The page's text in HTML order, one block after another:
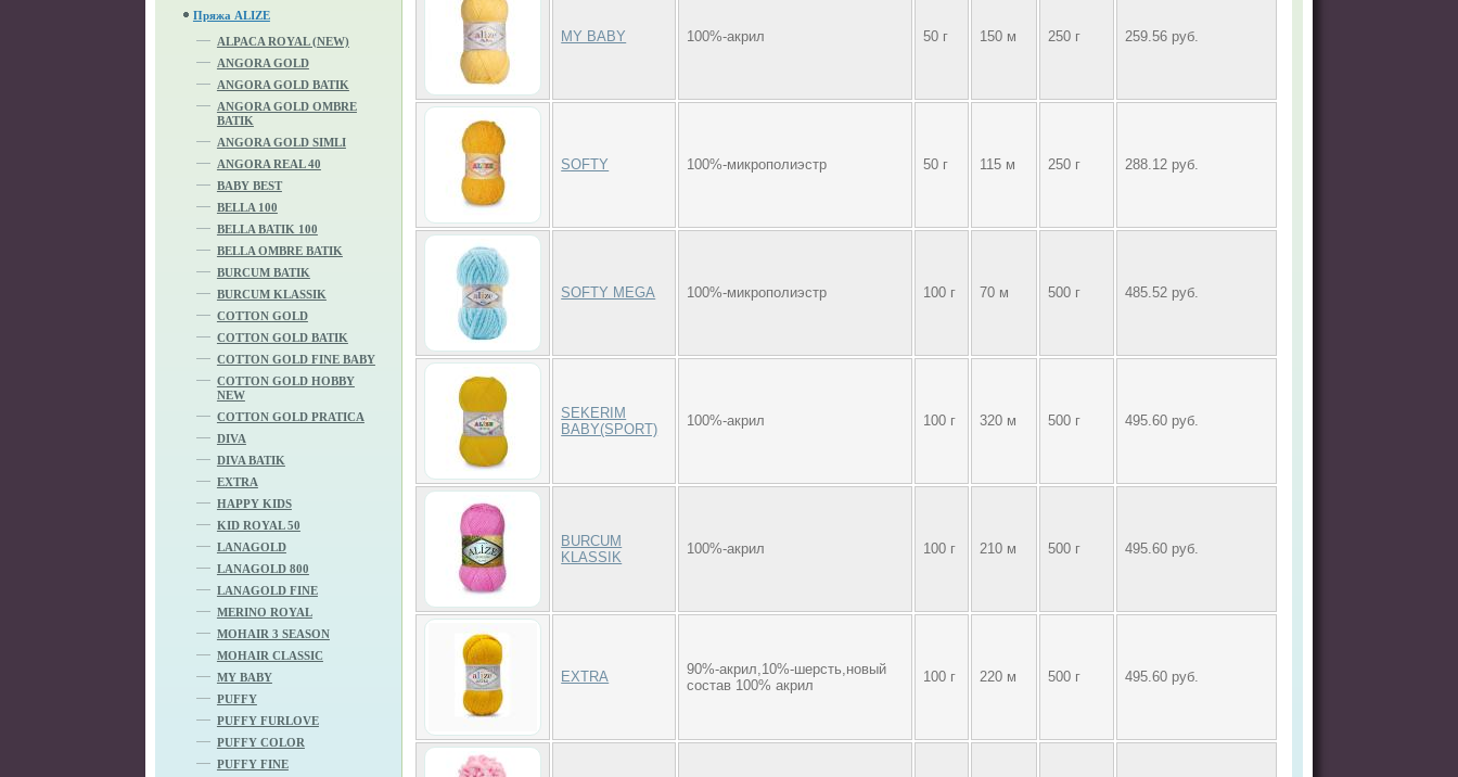
Пряжа ALIZE
ALPACA ROYAL (NEW)
ANGORA GOLD
ANGORA GOLD BATIK
ANGORA GOLD OMBRE
BATIK
ANGORA GOLD SIMLI
ANGORA REAL 40
BABY BEST
BELLA 100
BELLA BATIK 100
BELLA OMBRE BATIK
BURCUM BATIK
BURCUM KLASSIK
COTTON GOLD
COTTON GOLD BATIK
COTTON GOLD FINE BABY
COTTON GOLD HOBBY
NEW
COTTON GOLD PRATICA
DIVA
DIVA BATIK
EXTRA
HAPPY KIDS
KID ROYAL 50
LANAGOLD
LANAGOLD 800
LANAGOLD FINE
MERINO ROYAL
MOHAIR 3 SEASON
MOHAIR CLASSIC
MY BABY
PUFFY
PUFFY FURLOVE
PUFFY COLOR
PUFFY FINE
MY BABY 100%-акрил 50 г 150 м 250 г 259.56 руб.
SOFTY 100%-микрополиэстр 50 г 115 м 250 г 288.12 руб.
SOFTY MEGA 100%-микрополиэстр 100 г 70 м 500 г 485.52 руб.
SEKERIM
BABY(SPORT)
100%-акрил 100 г 320 м 500 г 495.60 руб.
BURCUM
KLASSIK
100%-акрил 100 г 210 м 500 г 495.60 руб.
EXTRA
90%-акрил,10%-шерсть,новый
состав 100% акрил
100 г 220 м 500 г 495.60 руб.